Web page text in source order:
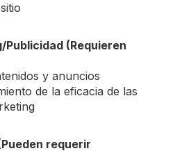
(Requieren
y anuncios
de la eficacia de las
requerir